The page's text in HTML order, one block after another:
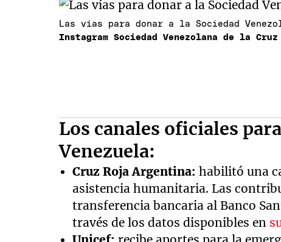
Las vías para donar a la Sociedad
Instagram Sociedad Venezolana de la Cruz
Los canales oficiales
Venezuela:
Cruz Roja Argentina: habilitó una
asistencia humanitaria. Las
transferencia bancaria al Banco
través de los datos disponibles en